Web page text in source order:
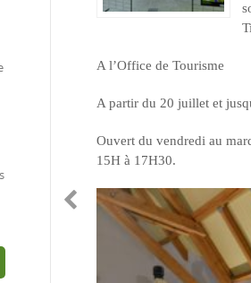
A l’Office de Tourisme
A partir du 20 juillet et
Ouvert du vendredi au
15H à 17H30.